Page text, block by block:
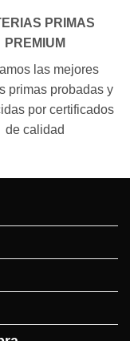
PRIMAS
PREMIUM
las mejores
primas probadas y
por certificados
de calidad